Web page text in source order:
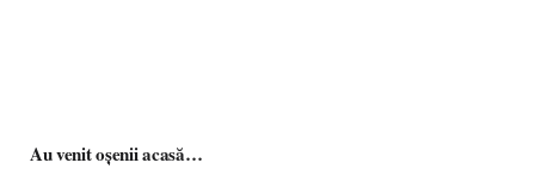
Au venit oșenii acasă…